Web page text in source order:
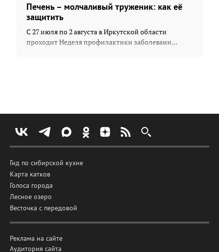
Печень – молчаливый труженик: как её
защитить
С 27 июля по 2 августа в Иркутской области
проходит Неделя профилактики заболевани...
Гид по сибирской кухне
Карта катков
Голоса города
Лесное озеро
Весточка с передовой
Реклама на сайте
Аудитория сайта